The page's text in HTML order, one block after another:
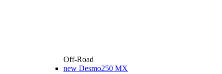
Off-Road
new Desmo250 MX